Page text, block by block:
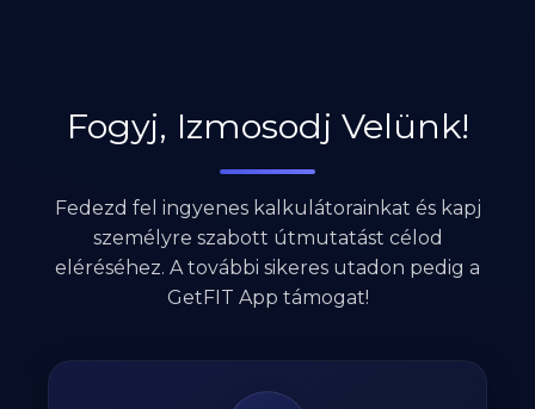
Fogyj, Izmosodj Velünk!
Fedezd fel ingyenes kalkulátorainkat és kapj
személyre szabott útmutatást célod
eléréséhez. A további sikeres utadon pedig a
GetFIT App támogat!